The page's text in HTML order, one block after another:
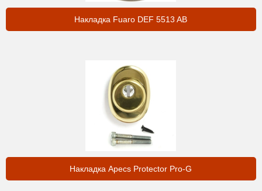
Накладка Fuaro DEF 5513 AB
Накладка Apecs Protector Pro-G